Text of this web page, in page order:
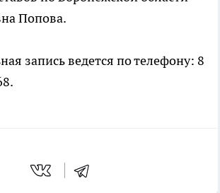
Попова.
запись ведется по телефону: 8